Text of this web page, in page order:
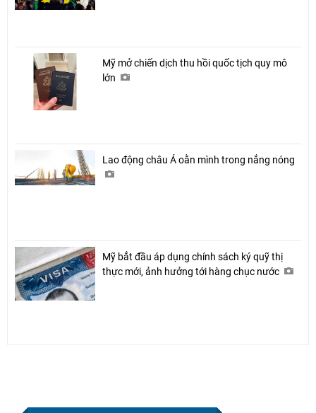
Mỹ mở chiến dịch thu hồi quốc tịch quy mô
lớn
Lao động châu Á oằn mình trong nắng nóng
Mỹ bắt đầu áp dụng chính sách ký quỹ thị
thực mới, ảnh hưởng tới hàng chục nước